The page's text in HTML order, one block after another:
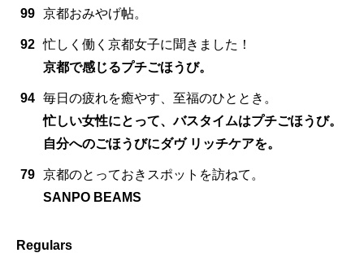
99 京都おみやげ帖。
92 忙しく働く京都女子に聞きました！
京都で感じるプチごほうび。
94 毎日の疲れを癒やす、至福のひととき。
忙しい女性にとって、バスタイムはプチごほうび。
自分へのごほうびにダヴ リッチケアを。
79 京都のとっておきスポットを訪ねて。
SANPO BEAMS
Regulars